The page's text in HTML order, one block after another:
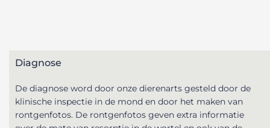
Diagnose
De diagnose word door onze dierenarts gesteld door de
klinische inspectie in de mond en door het maken van
rontgenfotos. De rontgenfotos geven extra informatie